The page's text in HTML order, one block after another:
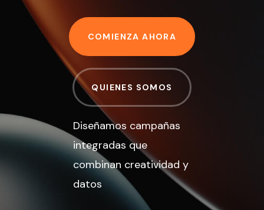
COMIENZA AHORA
QUIENES SOMOS
Diseñamos campañas
integradas que
combinan creatividad y
datos